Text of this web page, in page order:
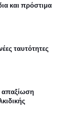
και πρόστιμα
ταυτότητες
απαξίωση